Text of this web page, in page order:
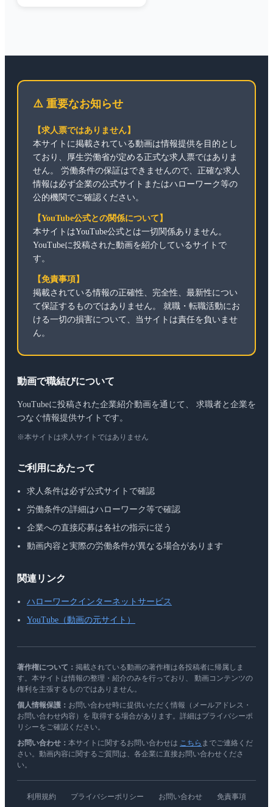
⚠️ 重要なお知らせ
【求人票ではありません】
本サイトに掲載されている動画は情報提供を目的とし
ており、厚生労働省が定める正式な求人票ではありま
せん。 労働条件の保証はできませんので、正確な求人
情報は必ず企業の公式サイトまたはハローワーク等の
公的機関でご確認ください。
【YouTube公式との関係について】
本サイトはYouTube公式とは一切関係ありません。
YouTubeに投稿された動画を紹介しているサイトで
す。
【免責事項】
掲載されている情報の正確性、完全性、最新性につい
て保証するものではありません。 就職・転職活動にお
ける一切の損害について、当サイトは責任を負いませ
ん。
動画で職結びについて
YouTubeに投稿された企業紹介動画を通じて、 求職者と企業を
つなぐ情報提供サイトです。
※本サイトは求人サイトではありません
ご利用にあたって
求人条件は必ず公式サイトで確認
労働条件の詳細はハローワーク等で確認
企業への直接応募は各社の指示に従う
動画内容と実際の労働条件が異なる場合があります
関連リンク
ハローワークインターネットサービス
YouTube（動画の元サイト）
著作権について： 掲載されている動画の著作権は各投稿者に帰属しま
す。本サイトは情報の整理・紹介のみを行っており、 動画コンテンツの
権利を主張するものではありません。
個人情報保護： お問い合わせ時に提供いただく情報（メールアドレス・
お問い合わせ内容）を 取得する場合があります。詳細はプライバシーポ
リシーをご確認ください。
お問い合わせ： 本サイトに関するお問い合わせは こちら までご連絡くだ
さい。動画内容に関するご質問は、各企業に直接お問い合わせくださ
い。
利用規約 プライバシーポリシー お問い合わせ 免責事項